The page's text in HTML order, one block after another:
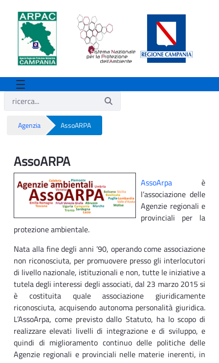
Agenzia AssoARPA
AssoARPA
AssoARPA
AssoArpa è
l’associazione delle
Agenzie regionali e
provinciali per la
protezione ambientale.
Nata alla fine degli anni ’90, operando come associazione
non riconosciuta, per promuovere presso gli interlocutori
di livello nazionale, istituzionali e non, tutte le iniziative a
tutela degli interessi degli associati, dal 23 marzo 2015 si
è costituita quale associazione giuridicamente
riconosciuta, acquisendo autonoma personalità giuridica.
L’AssoArpa, come previsto dallo Statuto, ha lo scopo di
realizzare elevati livelli di integrazione e di sviluppo, e
quindi di miglioramento continuo delle politiche delle
Agenzie regionali e provinciali nelle materie inerenti, in